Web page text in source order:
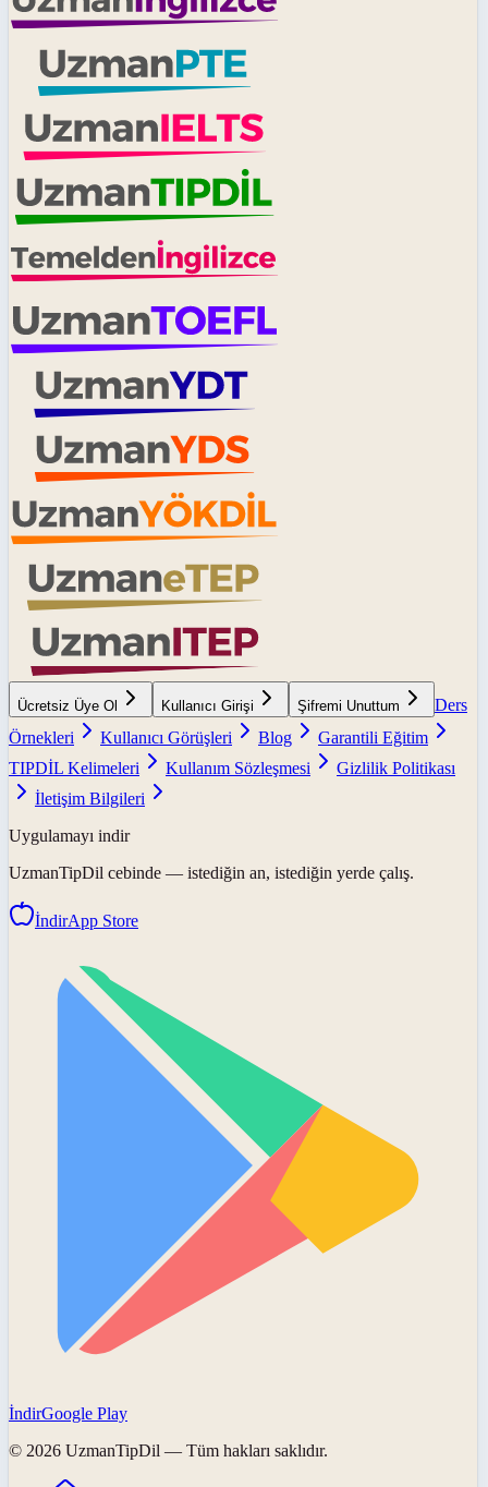
Ücretsiz Üye Ol Kullanıcı Girişi Şifremi Unuttum
Ders
Örnekleri
Kullanıcı Görüşleri Blog
Garantili Eğitim
TIPDİL Kelimeleri
Kullanım Sözleşmesi
Gizlilik Politikası
İletişim Bilgileri
Uygulamayı indir
UzmanTipDil cebinde — istediğin an, istediğin yerde çalış.
İndirApp Store
İndirGoogle Play
© 2026 UzmanTipDil — Tüm hakları saklıdır.